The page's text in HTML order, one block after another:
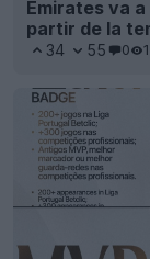
Emirates va
partir de la
34 55 0